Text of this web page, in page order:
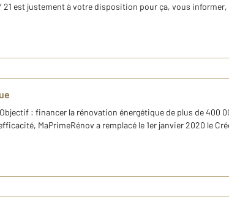
est justement à votre disposition pour ça, vous
: financer la rénovation énergétique de plus de 400
MaPrimeRénov a remplacé le 1er janvier 2020 le